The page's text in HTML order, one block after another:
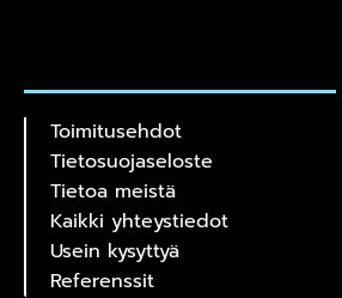
Toimitusehdot
Tietosuojaseloste
Tietoa meistä
Kaikki yhteystiedot
Usein kysyttyä
Referenssit